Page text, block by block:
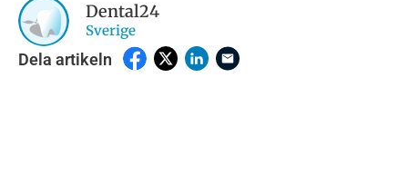
Dental24
Sverige
Dela artikeln